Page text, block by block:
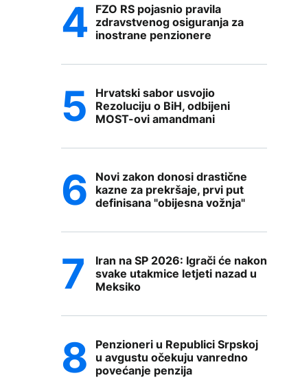
FZO RS pojasnio pravila
zdravstvenog osiguranja za
inostrane penzionere
Hrvatski sabor usvojio
Rezoluciju o BiH, odbijeni
MOST-ovi amandmani
Novi zakon donosi drastične
kazne za prekršaje, prvi put
definisana "obijesna vožnja"
Iran na SP 2026: Igrači će nakon
svake utakmice letjeti nazad u
Meksiko
Penzioneri u Republici Srpskoj
u avgustu očekuju vanredno
povećanje penzija